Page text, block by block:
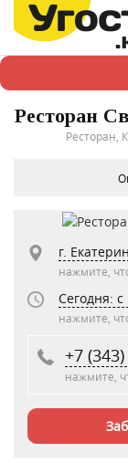
Ресторан
Ресторан,
г.
нажмите,
Сегодня: c
нажмите,
+7
нажмите,